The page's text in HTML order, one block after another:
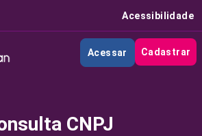
Acessibilidade
Acessar Cadastrar
CNPJ